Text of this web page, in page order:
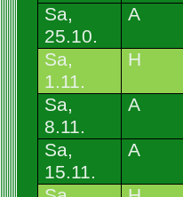
Sa,
25.10.
A
Sa,
1.11.
H
Sa,
8.11.
A
Sa,
15.11.
A